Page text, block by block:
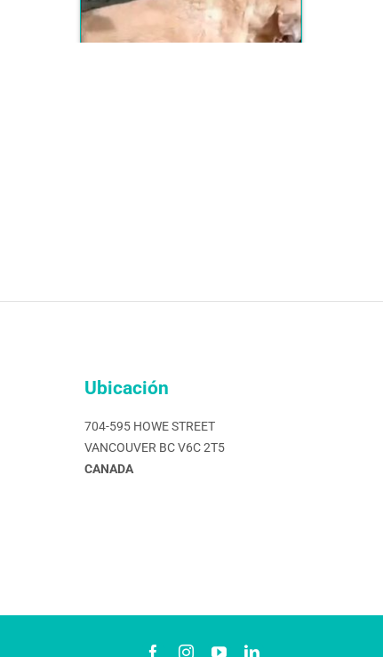
Ubicación
704-595 HOWE STREET
VANCOUVER BC V6C 2T5
CANADA